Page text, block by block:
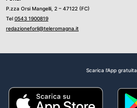
P.zza Orsi Mangelli, 2 – 47122 (FC)
Tel 0543 1900819
redazioneforli@teleromagna.it
Scarica l'App gratuita